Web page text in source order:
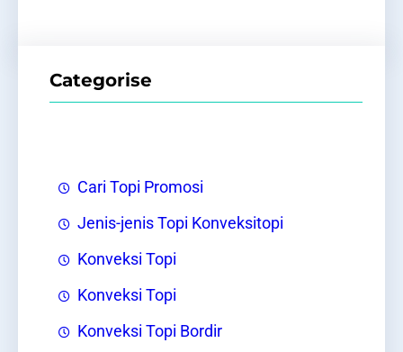
Categorise
Cari Topi Promosi
Jenis-jenis Topi Konveksitopi
Konveksi Topi
Konveksi Topi
Konveksi Topi Bordir